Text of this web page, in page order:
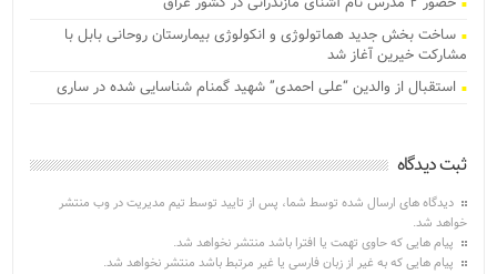
ساخت بخش جدید هماتولوژی و انکولوژی بیمارستان روحانی بابل با
مشارکت خیرین آغاز شد
استقبال از والدین “علی احمدی” شهید گمنام شناسایی شده در ساری
ثبت دیدگاه
دیدگاه های ارسال شده توسط شما، پس از تایید توسط تیم مدیریت در وب منتشر
خواهد شد.
پیام هایی که حاوی تهمت یا افترا باشد منتشر نخواهد شد.
پیام هایی که به غیر از زبان فارسی یا غیر مرتبط باشد منتشر نخواهد شد.